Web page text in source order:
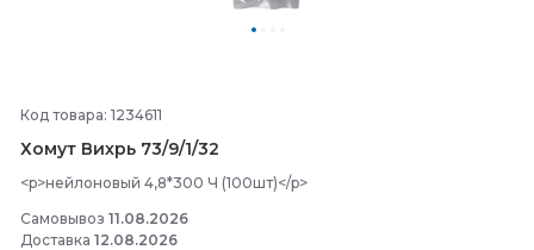
Код товара: 1234611
Хомут Вихрь 73/9/1/32
<p>нейлоновый 4,8*300 Ч (100шт)</p>
Самовывоз 11.08.2026
Доставка 12.08.2026